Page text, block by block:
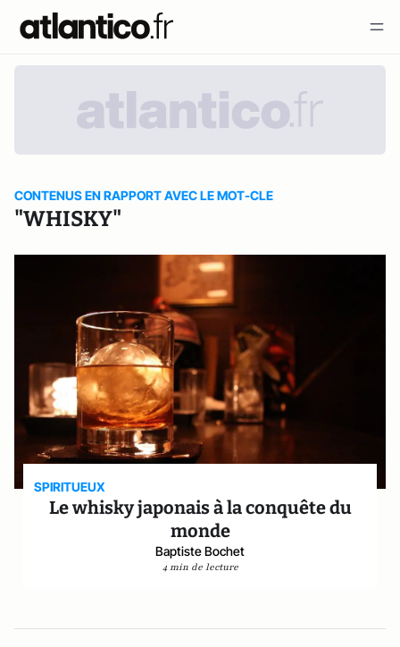
CONTENUS EN RAPPORT AVEC LE MOT-CLE
"WHISKY"
SPIRITUEUX
Le whisky japonais à la conquête du
monde
Baptiste Bochet
4 min de lecture